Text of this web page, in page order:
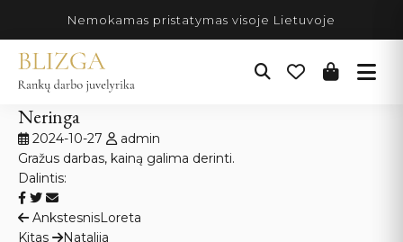
turinio
Nemokamas pristatymas visoje Lietuvoje
Neringa
2024-10-27
admin
Gražus darbas, kainą galima derinti.
Dalintis:
Navigacija
AnkstesnisLoreta
Kitas
Natalija